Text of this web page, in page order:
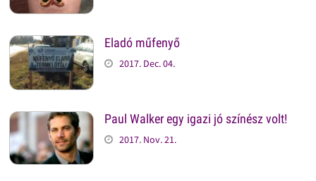
Eladó műfenyő
2017. Dec. 04.
Paul Walker egy igazi jó színész volt!
2017. Nov. 21.